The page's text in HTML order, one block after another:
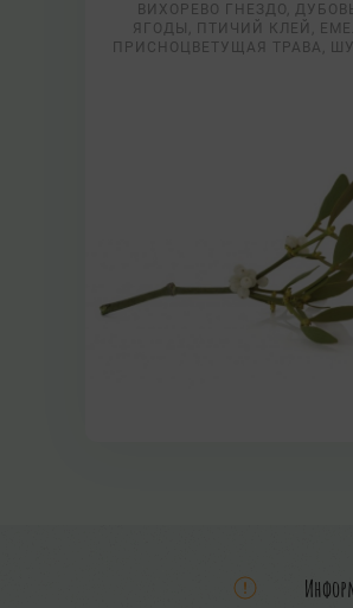
ВИХОРЕВО ГНЕЗДО,
ЯГОДЫ, ПТИЧИЙ КЛЕЙ,
ПРИСНОЦВЕТУЩАЯ ТРАВА,